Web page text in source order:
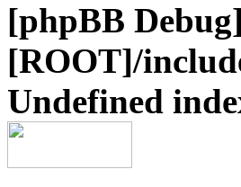
[phpBB
[ROOT]/
Undefined